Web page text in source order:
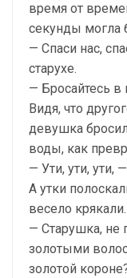
время от
секунды могла
— Спаси нас,
старухе.
— Бросайтесь в
Видя, что
девушка
воды, как
— Ути, ути, ути,
А утки
весело крякали.
— Старушка, не
золотыми
золотой